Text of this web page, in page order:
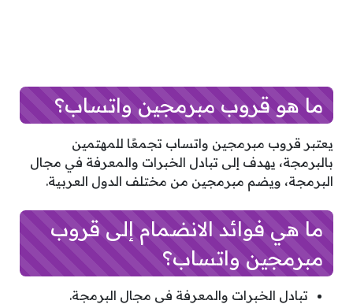
ما هو قروب مبرمجين واتساب؟
يعتبر قروب مبرمجين واتساب تجمعًا للمهتمين
بالبرمجة، يهدف إلى تبادل الخبرات والمعرفة في مجال
البرمجة، ويضم مبرمجين من مختلف الدول العربية.
ما هي فوائد الانضمام إلى قروب
مبرمجين واتساب؟
تبادل الخبرات والمعرفة في مجال البرمجة.